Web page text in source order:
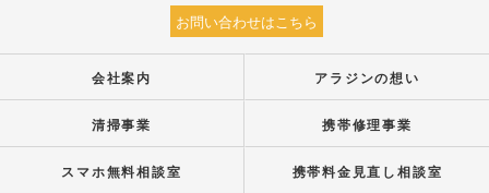
お問い合わせはこちら
会社案内 アラジンの想い
清掃事業 携帯修理事業
スマホ無料相談室 携帯料金見直し相談室